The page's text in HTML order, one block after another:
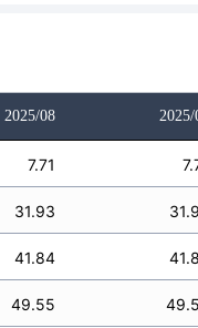
2025/08 2025/
7.71
31.93
41.84
49.55